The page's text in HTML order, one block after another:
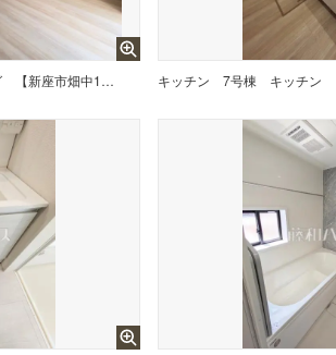
7号棟 リビング 【新座市畑中1丁目】 キッチン 7号棟 キッチン